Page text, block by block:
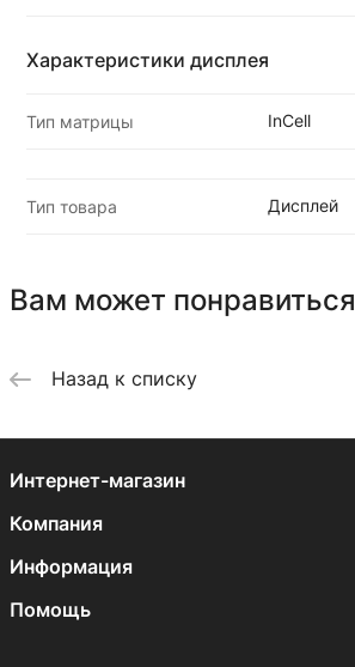
Характеристики дисплея
Тип матрицы InCell
Тип товара Дисплей
Вам может понравиться
Назад к списку
Интернет-магазин
Компания
Информация
Помощь